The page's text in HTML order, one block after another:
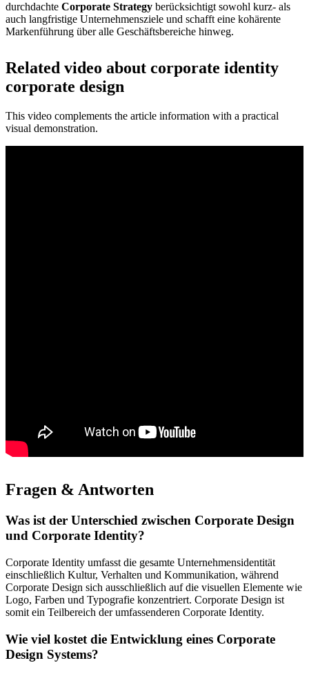
durchdachte Corporate Strategy berücksichtigt sowohl kurz- als
auch langfristige Unternehmensziele und schafft eine kohärente
Markenführung über alle Geschäftsbereiche hinweg.
Related video about corporate identity
corporate design
This video complements the article information with a practical
visual demonstration.
Fragen & Antworten
Was ist der Unterschied zwischen Corporate Design
und Corporate Identity?
Corporate Identity umfasst die gesamte Unternehmensidentität
einschließlich Kultur, Verhalten und Kommunikation, während
Corporate Design sich ausschließlich auf die visuellen Elemente wie
Logo, Farben und Typografie konzentriert. Corporate Design ist
somit ein Teilbereich der umfassenderen Corporate Identity.
Wie viel kostet die Entwicklung eines Corporate
Design Systems?